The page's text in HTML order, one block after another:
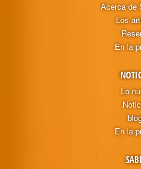
Acerca de
Los
En la
Lo
En la